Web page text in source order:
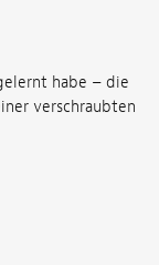
habe – die
verschraubten